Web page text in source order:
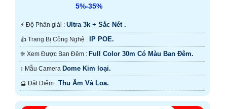
5%-35%
️⚡ Độ Phân giải : Ultra 3k + Sắc Nét .
👍 Trang Bị Công Nghệ : IP POE.
❈ Xem Được Ban Đêm : Full Color 30m Có Màu Ban Ðêm.
↕️ Mẫu Camera Dome Kim loại.
️🔮 Đặt Điểm : Thu Âm Và Loa.